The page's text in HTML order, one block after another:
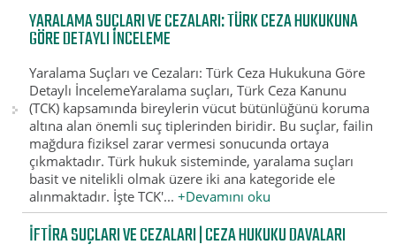
YARALAMA SUÇLARI VE CEZALARI: TÜRK CEZA HUKUKUNA
GÖRE DETAYLI İNCELEME
Yaralama Suçları ve Cezaları: Türk Ceza Hukukuna Göre
Detaylı İncelemeYaralama suçları, Türk Ceza Kanunu
(TCK) kapsamında bireylerin vücut bütünlüğünü koruma
altına alan önemli suç tiplerinden biridir. Bu suçlar, failin
mağdura fiziksel zarar vermesi sonucunda ortaya
çıkmaktadır. Türk hukuk sisteminde, yaralama suçları
basit ve nitelikli olmak üzere iki ana kategoride ele
alınmaktadır. İşte TCK'...+Devamını oku
İFTIRA SUÇLARI VE CEZALARI | CEZA HUKUKU DAVALARI